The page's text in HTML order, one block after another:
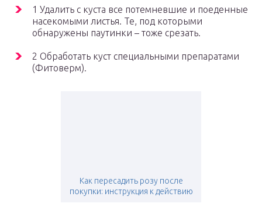
1 Удалить с куста все потемневшие и поеденные
насекомыми листья. Те, под которыми
обнаружены паутинки – тоже срезать.
2 Обработать куст специальными препаратами
(Фитоверм).
Как пересадить розу после
покупки: инструкция к действию